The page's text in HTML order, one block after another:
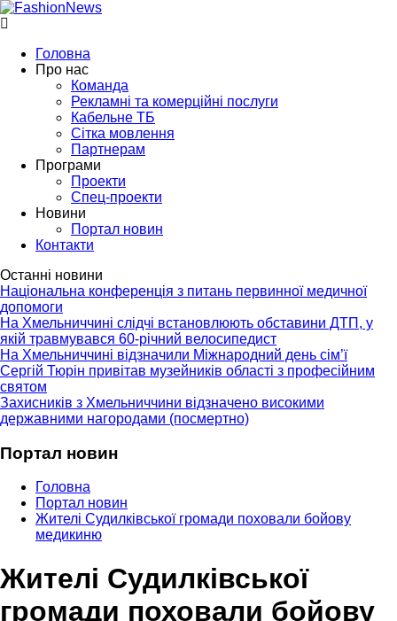
Головна
Про нас
Команда
Рекламні та комерційні послуги
Кабельне ТБ
Сітка мовлення
Партнерам
Програми
Проекти
Спец-проекти
Новини
Портал новин
Контакти
Останні новини
Національна конференція з питань первинної медичної
допомоги
На Хмельниччині слідчі встановлюють обставини ДТП, у
якій травмувався 60-річний велосипедист
На Хмельниччині відзначили Міжнародний день сім’ї
Сергій Тюрін привітав музейників області з професійним
святом
Захисників з Хмельниччини відзначено високими
державними нагородами (посмертно)
Портал новин
Головна
Портал новин
Жителі Судилківської громади поховали бойову
медикиню
Жителі Судилківської
громади поховали бойову